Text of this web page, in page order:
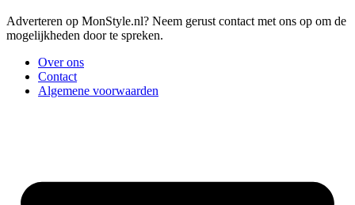
Adverteren op MonStyle.nl? Neem gerust contact met ons op om de
mogelijkheden door te spreken.
Over ons
Contact
Algemene voorwaarden